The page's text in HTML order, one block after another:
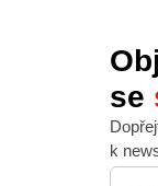
ale abychom
webu s tím
se
k